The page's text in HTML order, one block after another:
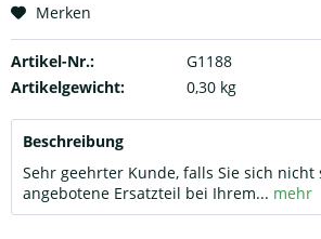
Merken
Artikel-Nr.:
G1188
Artikelgewicht:
0,30 kg
Beschreibung
Sehr geehrter Kunde, falls Sie sich nicht
angebotene Ersatzteil bei Ihrem... mehr